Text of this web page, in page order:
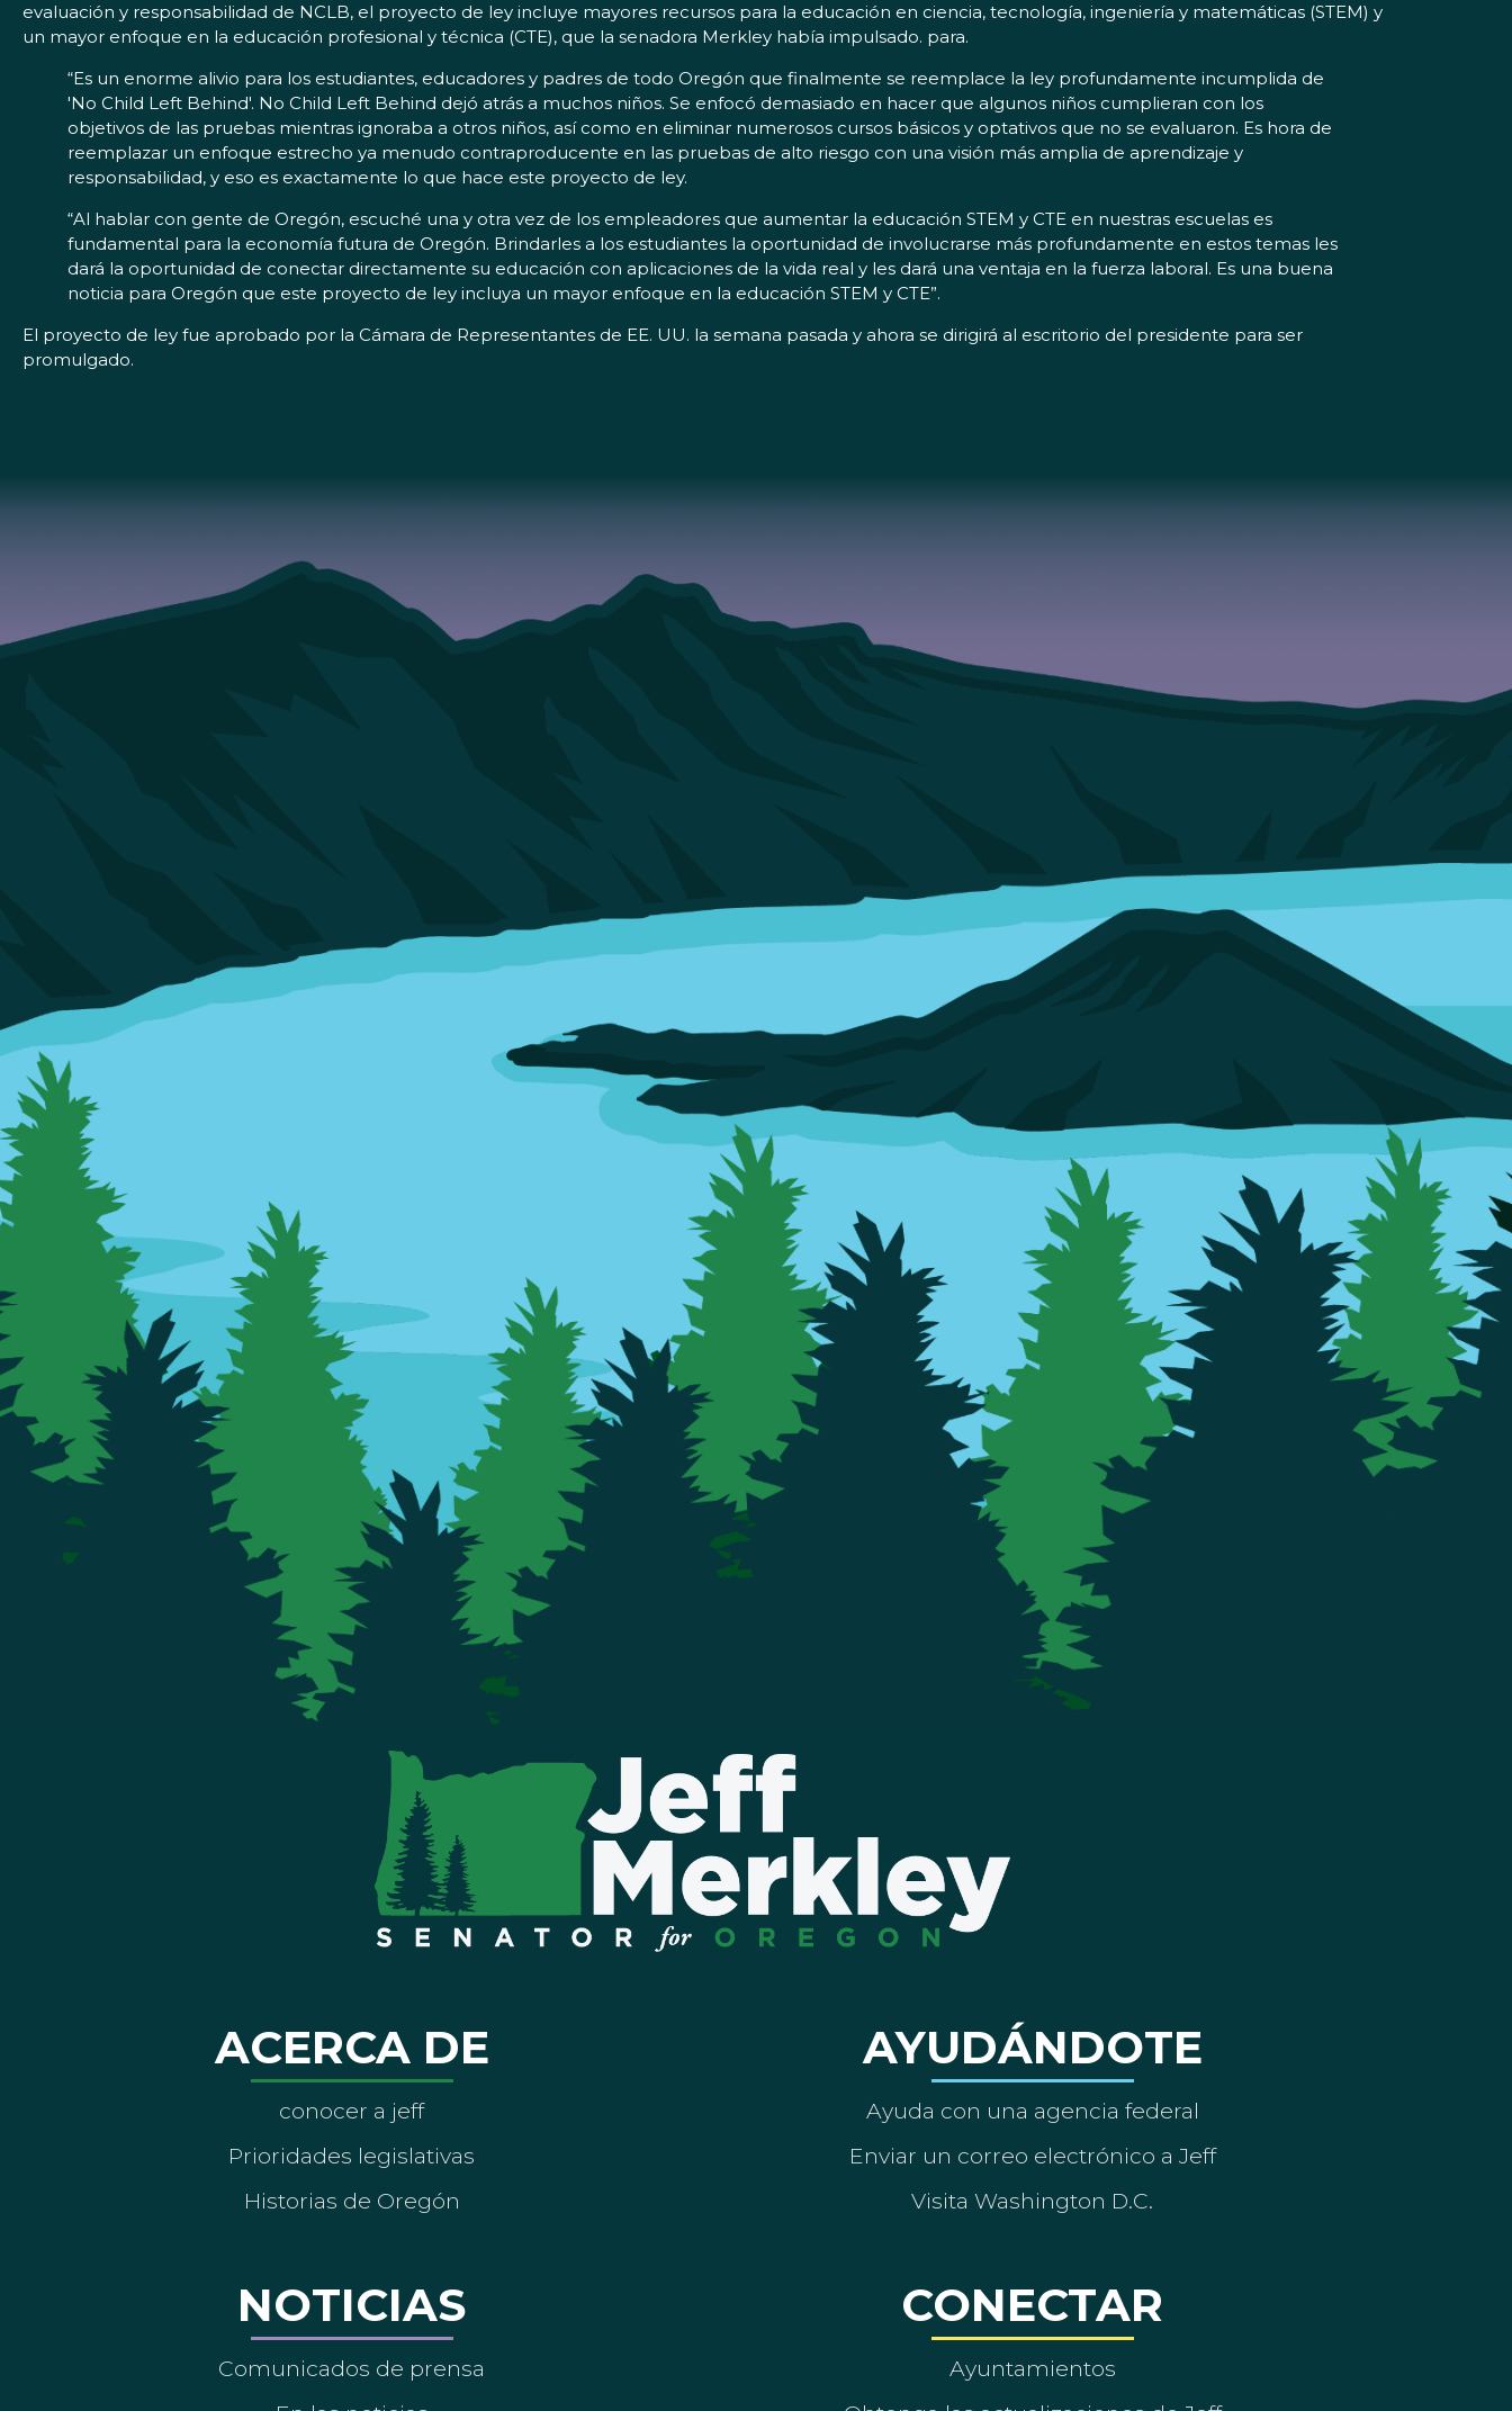
evaluación y responsabilidad de NCLB, el proyecto de ley incluye mayores recursos para la educación en ciencia, tecnología, ingeniería y matemáticas (STEM) y
un mayor enfoque en la educación profesional y técnica (CTE), que la senadora Merkley había impulsado. para.
“Es un enorme alivio para los estudiantes, educadores y padres de todo Oregón que finalmente se reemplace la ley profundamente incumplida de
'No Child Left Behind'. No Child Left Behind dejó atrás a muchos niños. Se enfocó demasiado en hacer que algunos niños cumplieran con los
objetivos de las pruebas mientras ignoraba a otros niños, así como en eliminar numerosos cursos básicos y optativos que no se evaluaron. Es hora de
reemplazar un enfoque estrecho ya menudo contraproducente en las pruebas de alto riesgo con una visión más amplia de aprendizaje y
responsabilidad, y eso es exactamente lo que hace este proyecto de ley.
“Al hablar con gente de Oregón, escuché una y otra vez de los empleadores que aumentar la educación STEM y CTE en nuestras escuelas es
fundamental para la economía futura de Oregón. Brindarles a los estudiantes la oportunidad de involucrarse más profundamente en estos temas les
dará la oportunidad de conectar directamente su educación con aplicaciones de la vida real y les dará una ventaja en la fuerza laboral. Es una buena
noticia para Oregón que este proyecto de ley incluya un mayor enfoque en la educación STEM y CTE”.
El proyecto de ley fue aprobado por la Cámara de Representantes de EE. UU. la semana pasada y ahora se dirigirá al escritorio del presidente para ser
promulgado.
ACERCA DE
conocer a jeff
Prioridades legislativas
Historias de Oregón
NOTICIAS
Comunicados de prensa
AYUDÁNDOTE
Ayuda con una agencia federal
Enviar un correo electrónico a Jeff
Visita Washington D.C.
CONECTAR
Ayuntamientos